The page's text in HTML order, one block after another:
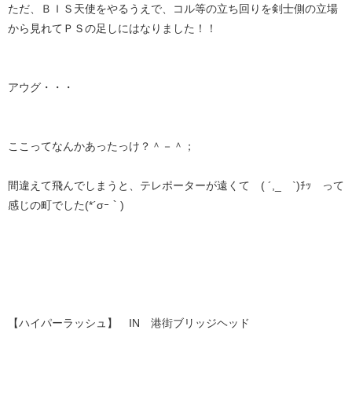
ただ、ＢＩＳ天使をやるうえで、コル等の立ち回りを剣士側の立場
から見れてＰＳの足しにはなりました！！
アウグ・・・
ここってなんかあったっけ？＾－＾；
間違えて飛んでしまうと、テレポーターが遠くて ( ´,_ゝ`)ﾁｯ って
感じの町でした(*´σｰ｀)
【ハイパーラッシュ】 IN 港街ブリッジヘッド